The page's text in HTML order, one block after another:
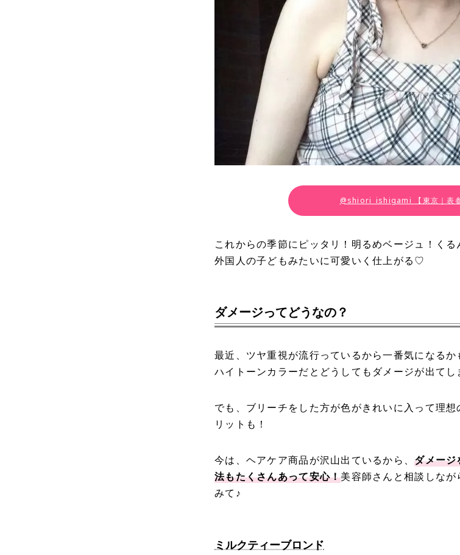
@shiori_ishigami 【東京｜表参
これからの季節にピッタリ！明るめベージュ！く
外国人の子どもみたいに可愛いく仕上がる♡
ダメージってどうなの？
最近、ツヤ重視が流行っているから一番気になる
ハイトーンカラーだとどうしてもダメージが出てし
でも、ブリーチをした方が色がきれいに入って理
リットも！
今は、ヘアケア商品が沢山出ているから、ダメージ
法もたくさんあって安心！美容師さんと相談しな
みて♪
ミルクティーブロンド